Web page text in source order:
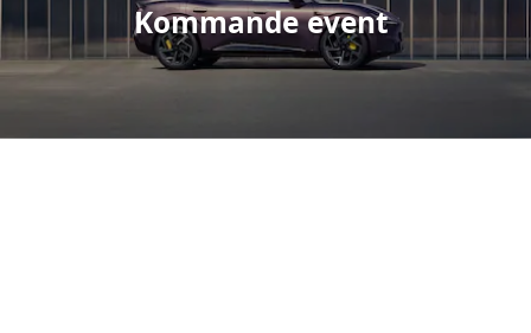
Kommande event